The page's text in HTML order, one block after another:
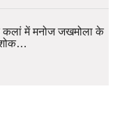
कलां में मनोज जखमोला के